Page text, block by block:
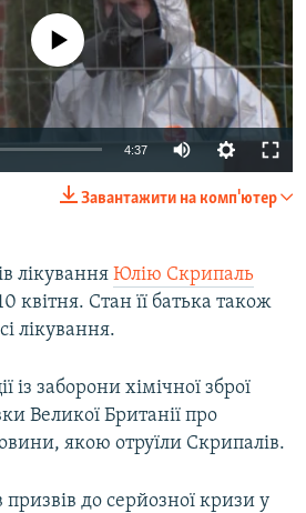
currently available
4:37
Завантажити на комп'ютер
лікування Юлію Скрипаль
квітня. Стан її батька також
лікування.
із заборони хімічної зброї
Великої Британії про
якою отруїли Скрипалів.
до серйозної кризи у